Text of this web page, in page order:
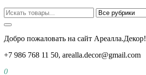
Добро пожаловать на сайт Ареалла.Декор!
+7 986 768 11 50, arealla.decor@gmail.com
0